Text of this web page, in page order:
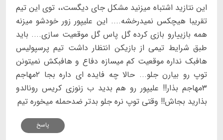
این نتازید اشتباه میزنید مشکل جای دیگست،، توی این تیم
تقریبا هیچکس نمیدرخشه.... این علیپور زور خودشو میزنه
همه بازییارو بازی کرده گل پاس گل موقعیت سازی.... باید
طبق شرایط تیمی از بازیکن انتظار داشت تیم پرسپولیس
هافبک نداره موقعیت کم میسازه دفاع و هافبکش نمیتونن
توپ رو بیارن جلو... حالا چه فایده ای داره بجا ۲مهاجم
۳مهاجم بذار!! علیپور رو هم بدید ب زنوزی کریس رونالدو
بذارید بجاش!! وقتی توپ نره جلو بدتر ضدحمله میخوره تیم
پاسخ